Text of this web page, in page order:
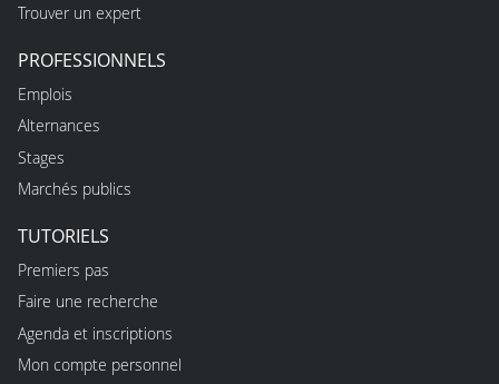
Trouver un expert
PROFESSIONNELS
Emplois
Alternances
Stages
Marchés publics
TUTORIELS
Premiers pas
Faire une recherche
Agenda et inscriptions
Mon compte personnel